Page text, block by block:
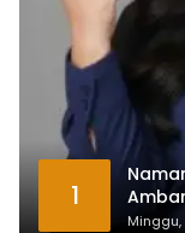
1
Minggu,